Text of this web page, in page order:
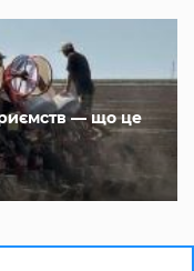
— що це